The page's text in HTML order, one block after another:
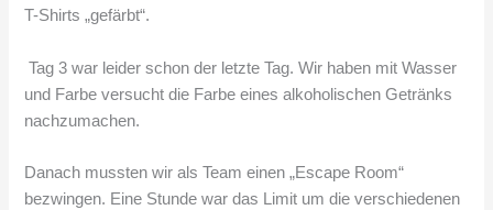
T-Shirts „gefärbt“.
Tag 3 war leider schon der letzte Tag. Wir haben mit Wasser
und Farbe versucht die Farbe eines alkoholischen Getränks
nachzumachen.
Danach mussten wir als Team einen „Escape Room“
bezwingen. Eine Stunde war das Limit um die verschiedenen